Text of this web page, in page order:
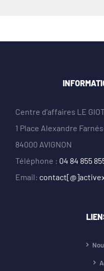
Centre d’affaires LE
1 Place Alexandre
84000 AVIGNON
Téléphone : 04 84 855
Email: